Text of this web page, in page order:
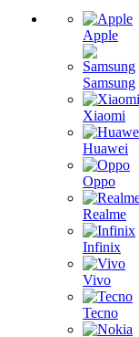
Apple
Samsung
Xiaomi
Huawei
Oppo
Realme
Infinix
Vivo
Tecno